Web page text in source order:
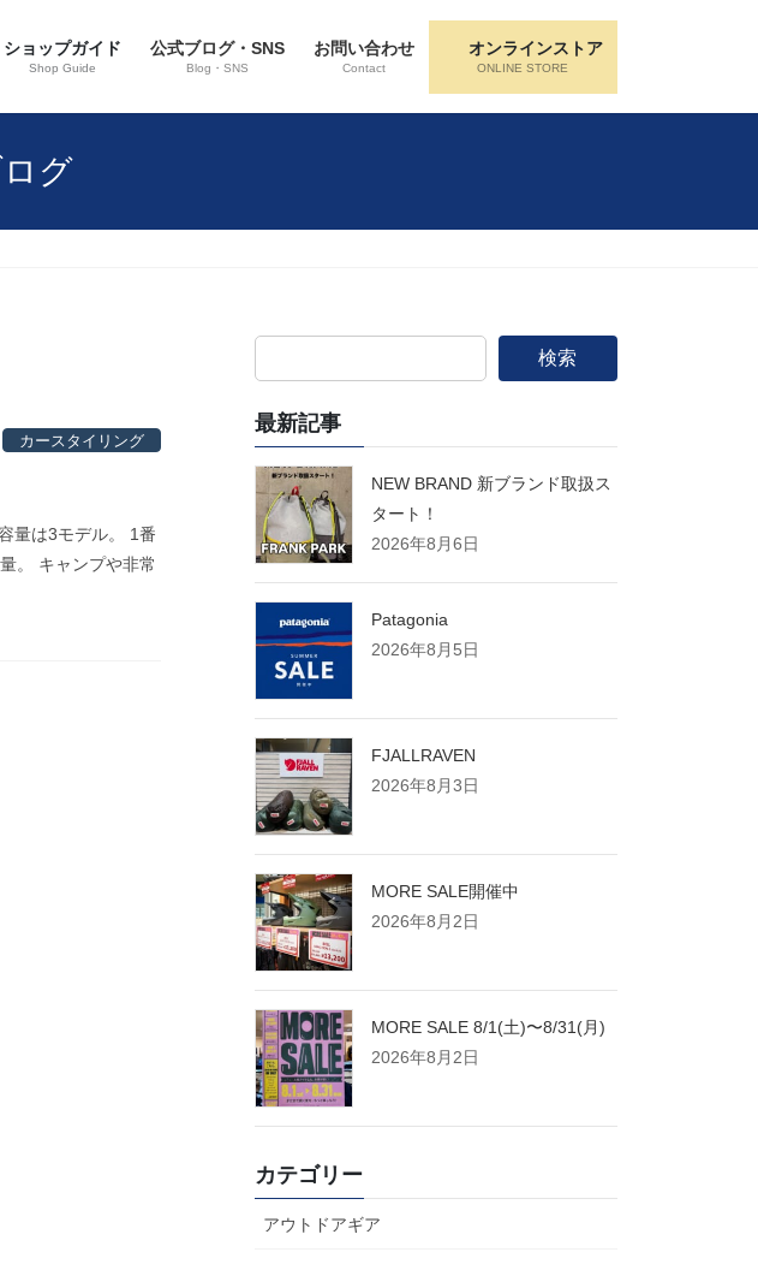
ショップガイド
Shop Guide
公式ブログ・SNS
Blog・SNS
お問い合わせ
Contact
オンラインストア
ONLINE STORE
グ
カースタイリング
量は3モデル。 1番
。 キャンプや非常
検索
最新記事
NEW BRAND 新ブランド取扱ス
タート！
2026年8月6日
Patagonia
2026年8月5日
FJALLRAVEN
2026年8月3日
MORE SALE開催中
2026年8月2日
MORE SALE 8/1(土)〜8/31(月)
2026年8月2日
カテゴリー
アウトドアギア